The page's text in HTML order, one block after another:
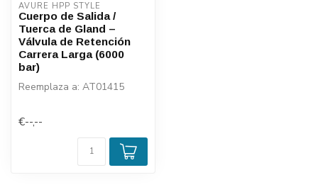
AVURE HPP STYLE
Cuerpo de Salida /
Tuerca de Gland –
Válvula de Retención
Carrera Larga (6000
bar)
Reemplaza a: AT01415
€--,--